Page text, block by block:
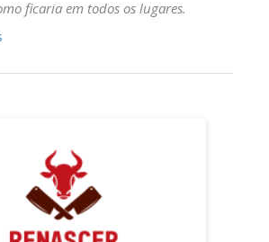
ficaria em todos os lugares.